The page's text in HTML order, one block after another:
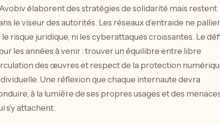
élaborent des stratégies de solidarité mais restent
le viseur des autorités. Les réseaux d’entraide ne
le risque juridique, ni les cyberattaques croissantes. Le
les années à venir : trouver un équilibre entre libre
des œuvres et respect de la protection
Une réflexion que chaque internaute devra
à la lumière de ses propres usages et des
s’y attachent.